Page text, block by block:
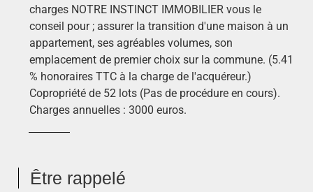
charges NOTRE INSTINCT IMMOBILIER vous le
conseil pour ; assurer la transition d'une maison à un
appartement, ses agréables volumes, son
emplacement de premier choix sur la commune. (5.41
% honoraires TTC à la charge de l'acquéreur.)
Copropriété de 52 lots (Pas de procédure en cours).
Charges annuelles : 3000 euros.
Être rappelé